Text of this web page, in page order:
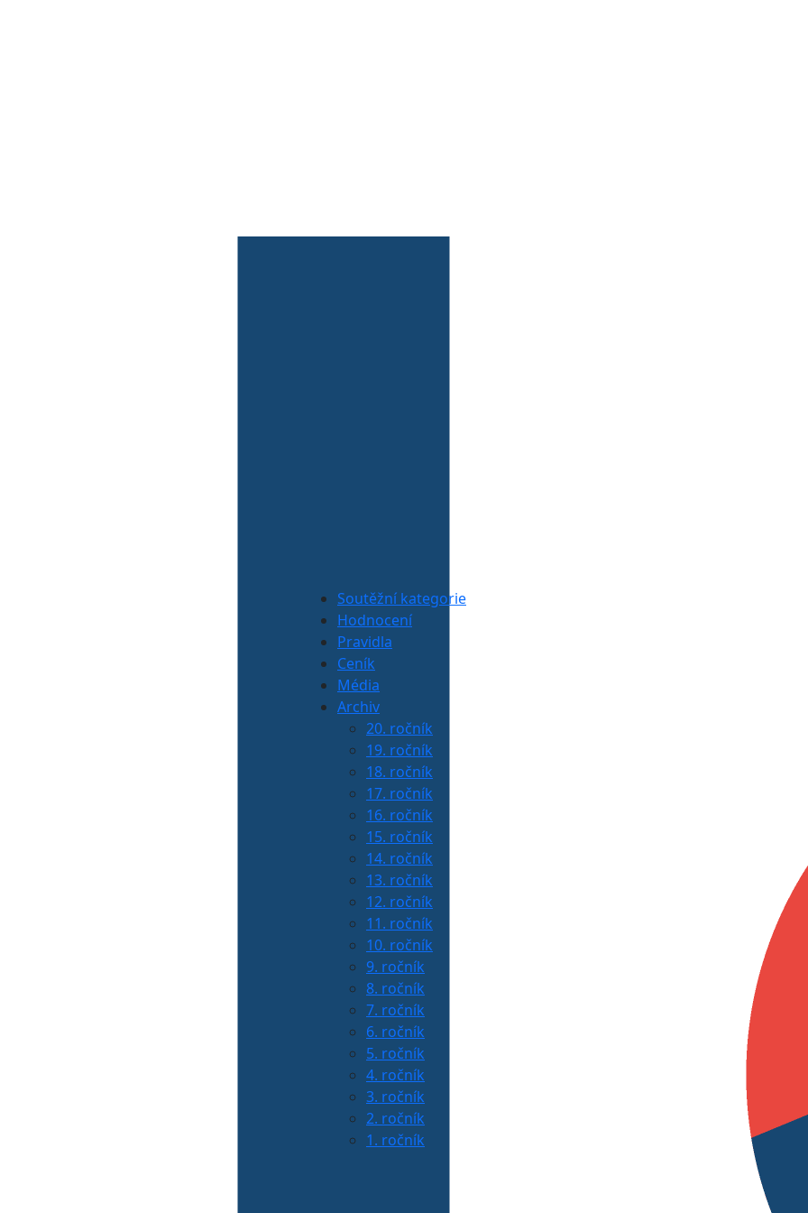
Soutěžní kategorie
Hodnocení
Pravidla
Ceník
Média
Archiv
20. ročník
19. ročník
18. ročník
17. ročník
16. ročník
15. ročník
14. ročník
13. ročník
12. ročník
11. ročník
10. ročník
9. ročník
8. ročník
7. ročník
6. ročník
5. ročník
4. ročník
3. ročník
2. ročník
1. ročník